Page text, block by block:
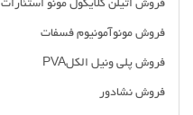
فروش اتیلن گلایکول مونو استئارات EGMS
فروش مونوآمونیوم فسفات
فروش پلی ونیل الکلPVA
فروش نشادور